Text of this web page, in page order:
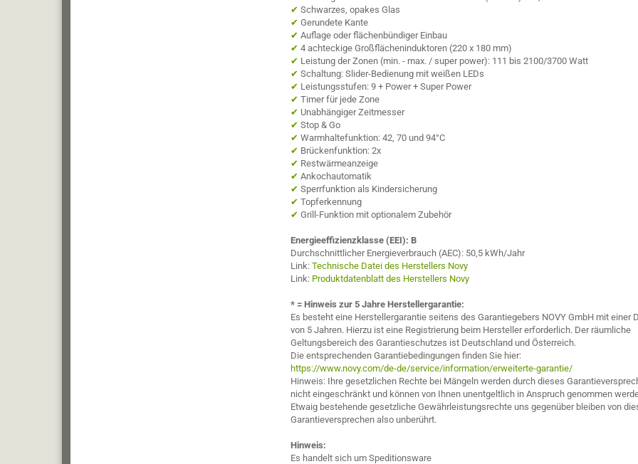
✔ Schwarzes, opakes Glas
✔ Gerundete Kante
✔ Auflage oder flächenbündiger Einbau
✔ 4 achteckige Großflächeninduktoren (220 x 180 mm)
✔ Leistung der Zonen (min. - max. / super power): 111 bis 2100/3700 Watt
✔ Schaltung: Slider-Bedienung mit weißen LEDs
✔ Leistungsstufen: 9 + Power + Super Power
✔ Timer für jede Zone
✔ Unabhängiger Zeitmesser
✔ Stop & Go
✔ Warmhaltefunktion: 42, 70 und 94°C
✔ Brückenfunktion: 2x
✔ Restwärmeanzeige
✔ Ankochautomatik
✔ Sperrfunktion als Kindersicherung
✔ Topferkennung
✔ Grill-Funktion mit optionalem Zubehör
Energieeffizienzklasse (EEI): B
Durchschnittlicher Energieverbrauch (AEC): 50,5 kWh/Jahr
Link: Technische Datei des Herstellers Novy
Link: Produktdatenblatt des Herstellers Novy
* = Hinweis zur 5 Jahre Herstellergarantie:
Es besteht eine Herstellergarantie seitens des Garantiegebers NOVY GmbH mit einer
von 5 Jahren. Hierzu ist eine Registrierung beim Hersteller erforderlich. Der räumliche
Geltungsbereich des Garantieschutzes ist Deutschland und Österreich.
Die entsprechenden Garantiebedingungen finden Sie hier:
https://www.novy.com/de-de/service/information/erweiterte-garantie/
Hinweis: Ihre gesetzlichen Rechte bei Mängeln werden durch dieses
nicht eingeschränkt und können von Ihnen unentgeltlich in Anspruch genommen
Etwaig bestehende gesetzliche Gewährleistungsrechte uns gegenüber bleiben von
Garantieversprechen also unberührt.
Hinweis:
Es handelt sich um Speditionsware